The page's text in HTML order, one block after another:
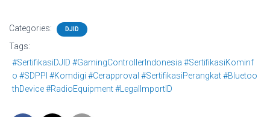
Categories: DJID
Tags:
#SertifikasiDJID #GamingControllerIndonesia #SertifikasiKominf
o #SDPPI #Komdigi #Cerapproval #SertifikasiPerangkat #Bluetoo
thDevice #RadioEquipment #LegalImportID